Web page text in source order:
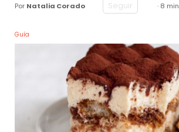
Por Natalia Corado Seguir · 8 min
Guía